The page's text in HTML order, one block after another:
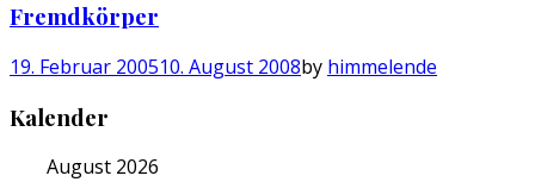
Fremdkörper
19. Februar 200510. August 2008by himmelende
Kalender
August 2026